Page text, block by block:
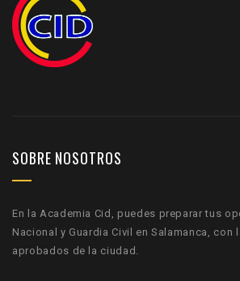
SOBRE NOSOTROS
En la Academia Cid, puedes preparar tus
Nacional y Guardia Civil en Salamanca, con
aprobados de la ciudad.